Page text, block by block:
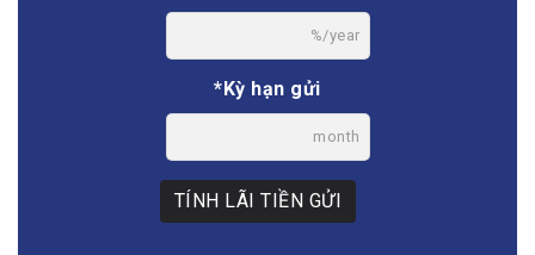
%/year
*Kỳ hạn gửi
month
TÍNH LÃI TIỀN GỬI